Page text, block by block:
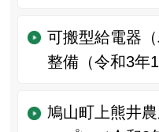
可搬型給電器
整備（令和3年
鳩山町上熊井